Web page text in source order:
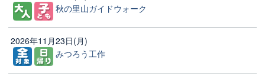
秋の里山ガイドウォーク
2026年11月23日(月)
みつろう工作